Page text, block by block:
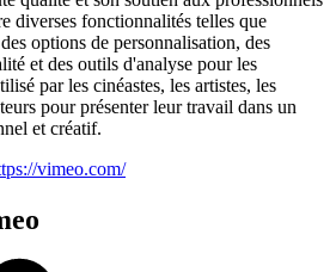
diverses fonctionnalités telles que
options de personnalisation, des
et des outils d'analyse pour les
par les cinéastes, les artistes, les
pour présenter leur travail dans un
et créatif.
vimeo.com/